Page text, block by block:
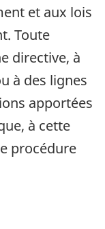
et aux lois
Toute
directive, à
à des lignes
apportées
à cette
procédure